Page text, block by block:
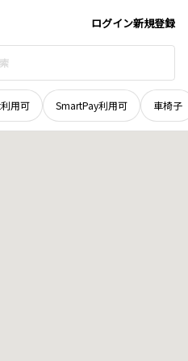
ログイン新規登録
用可 SmartPay利用可 車椅子